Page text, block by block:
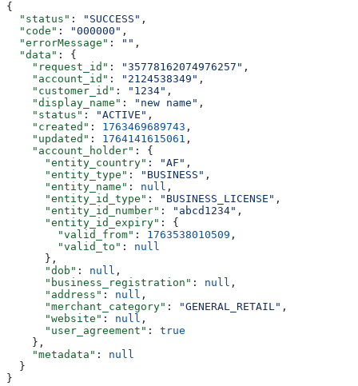
{
  "status"
: "SUCCESS" ,
  "code"
: "000000" ,
  "errorMessage"
: "" ,
  "data"
: {
    "request_id"
: "35778162074976257" ,
    "account_id"
: "2124538349" ,
    "customer_id"
: "1234" ,
    "display_name"
: "new name" ,
    "status"
: "ACTIVE" ,
    "created"
: 1763469689743 ,
    "updated"
: 1764141615061 ,
    "account_holder"
: {
      "entity_country"
: "AF" ,
      "entity_type"
: "BUSINESS" ,
      "entity_name"
: null ,
      "entity_id_type"
: "BUSINESS_LICENSE" ,
      "entity_id_number"
: "abcd1234" ,
      "entity_id_expiry"
: {
        "valid_from"
: 1763538010509 ,
        "valid_to"
: null
      },
      "dob"
: null ,
      "business_registration"
: null ,
      "address"
: null ,
      "merchant_category"
: "GENERAL_RETAIL" ,
      "website"
: null ,
      "user_agreement"
: true
    },
    "metadata"
: null
  }
}